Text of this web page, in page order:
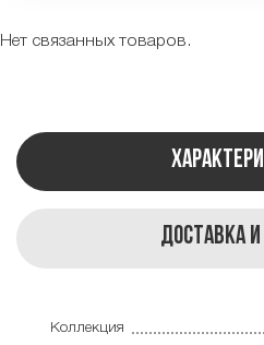
Нет связанных товаров.
Доставка
Коллекция